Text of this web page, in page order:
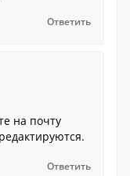
Ответить
на почту
Ответить